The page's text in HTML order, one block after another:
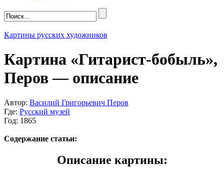
Картины русских художников
Картина «Гитарист-бобыль»,
Перов — описание
Автор: Василий Григорьевич Перов
Где: Русский музей
Год: 1865
Содержание статьи:
Описание картины: